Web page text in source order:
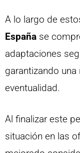
A lo largo de
España se
adaptaciones
garantizando
eventualidad.
Al finalizar este
situación en las